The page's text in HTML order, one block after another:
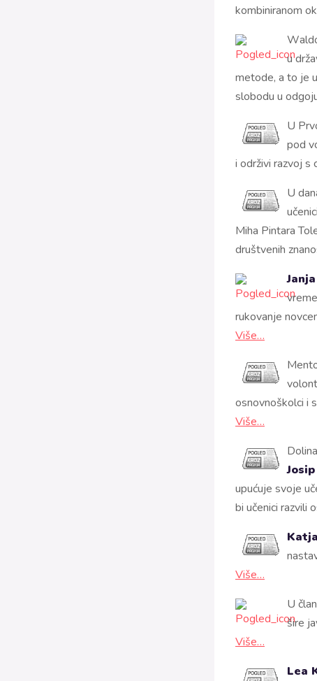
kombiniranom
W
u
metode, a to je
slobodu u
U
pod
i održivi razvoj s
U
Miha Pintara
društvenih
rukovanje
Više…
osnovnoškolci i
Više…
upućuje svoje
bi učenici razvili
Više…
U
šire
Više…
Lea